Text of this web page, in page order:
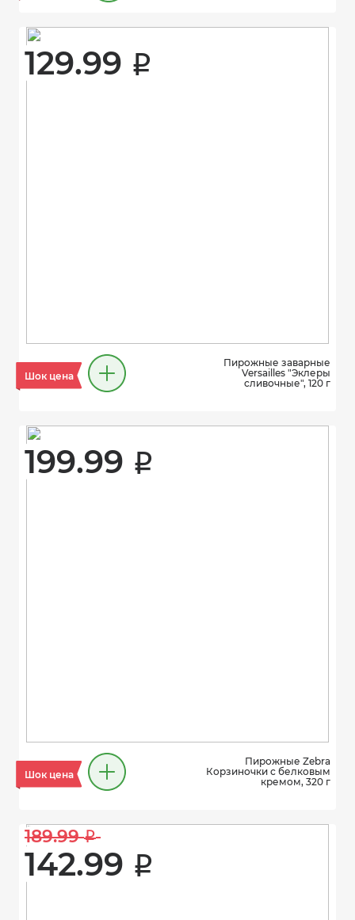
129.99 i
Шок цена
Пирожные заварные
Versailles "Эклеры
сливочные", 120 г
199.99 i
Шок цена
Пирожные Zebra
Корзиночки с белковым
кремом, 320 г
189.99 i
142.99 i